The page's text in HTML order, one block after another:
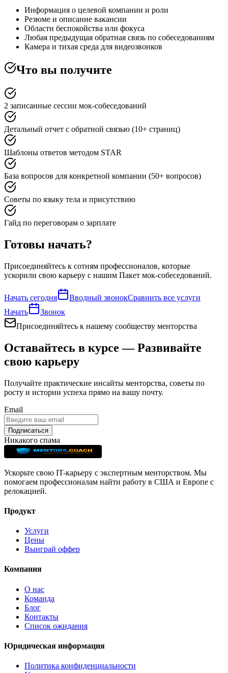
Информация о целевой компании и роли
Резюме и описание вакансии
Области беспокойства или фокуса
Любая предыдущая обратная связь по собеседованиям
Камера и тихая среда для видеозвонков
Что вы получите
2 записанные сессии мок-собеседований
Детальный отчет с обратной связью (10+ страниц)
Шаблоны ответов методом STAR
База вопросов для конкретной компании (50+ вопросов)
Советы по языку тела и присутствию
Гайд по переговорам о зарплате
Готовы начать?
Присоединяйтесь к сотням профессионалов, которые
ускорили свою карьеру с нашим Пакет мок-собеседований.
Начать сегодня Вводный звонокСравнить все услуги
Начать
Звонок
Присоединяйтесь к нашему сообществу менторства
Оставайтесь в курсе — Развивайте
свою карьеру
Получайте практические инсайты менторства, советы по
росту и истории успеха прямо на вашу почту.
Email
Подписаться
Никакого спама
Ускорьте свою IT-карьеру с экспертным менторством. Мы
помогаем профессионалам найти работу в США и Европе с
релокацией.
Продукт
Услуги
Цены
Выиграй оффер
Компания
О нас
Команда
Блог
Контакты
Список ожидания
Юридическая информация
Политика конфиденциальности